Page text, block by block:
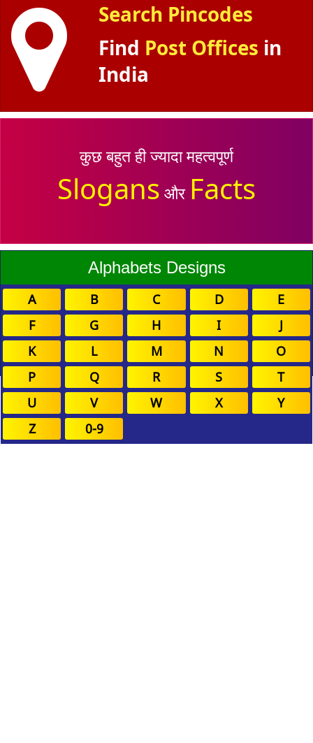
Search Pincodes
Find Post Offices in
India
कुछ बहुत ही ज्यादा महत्वपूर्ण
Slogans और Facts
Alphabets Designs
A B C D
E
F
G H I
J
K
L M N
O
P
Q R S
T
U
V W X
Y
Z
0-9